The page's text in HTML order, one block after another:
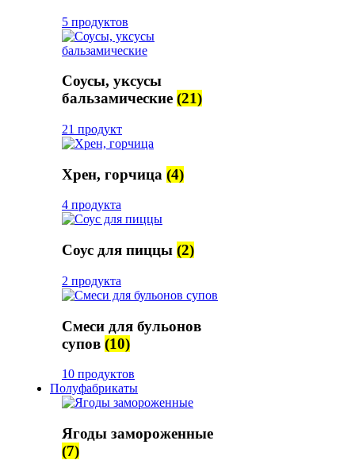
5 продуктов
Соусы, уксусы
бальзамические (21)
21 продукт
Хрен, горчица (4)
4 продукта
Соус для пиццы (2)
2 продукта
Смеси для бульонов
супов (10)
10 продуктов
Полуфабрикаты
Ягоды замороженные
(7)